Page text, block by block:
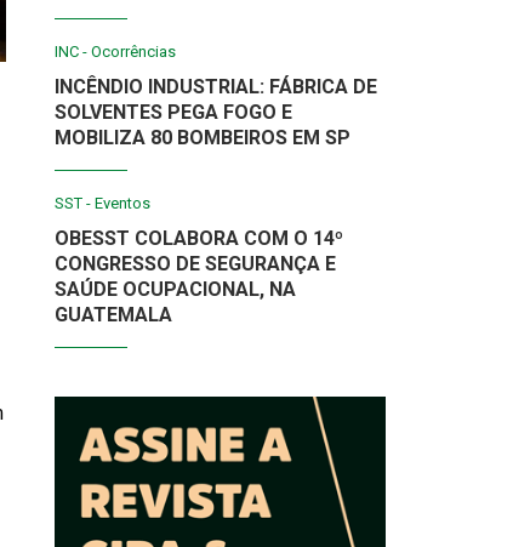
INC - Ocorrências
INCÊNDIO INDUSTRIAL: FÁBRICA DE
SOLVENTES PEGA FOGO E
MOBILIZA 80 BOMBEIROS EM SP
SST - Eventos
OBESST COLABORA COM O 14º
CONGRESSO DE SEGURANÇA E
SAÚDE OCUPACIONAL, NA
GUATEMALA